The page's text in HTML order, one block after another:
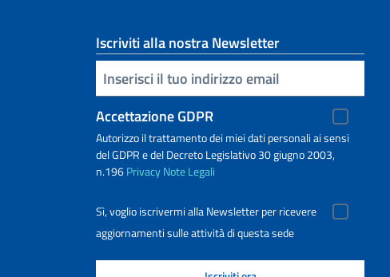
Iscriviti alla nostra Newsletter
Inserisci la tua email
Accettazione GDPR
Autorizzo il trattamento dei miei dati personali ai sensi
del GDPR e del Decreto Legislativo 30 giugno 2003,
n.196PrivacyNote Legali
Sì, voglio iscrivermi alla Newsletter per ricevere
aggiornamenti sulle attività di questa sede